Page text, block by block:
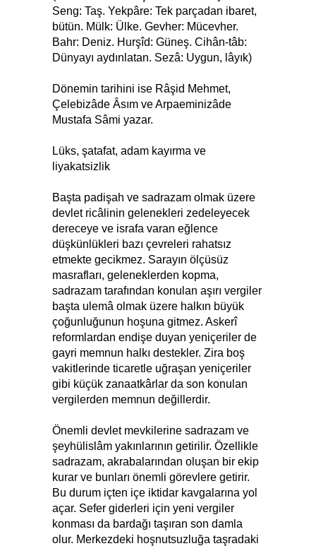
Seng: Taş. Yekpâre: Tek parçadan ibaret,
bütün. Mülk: Ülke. Gevher: Mücevher.
Bahr: Deniz. Hurşîd: Güneş. Cihân-tâb:
Dünyayı aydınlatan. Sezâ: Uygun, lâyık)
Dönemin tarihini ise Râşid Mehmet,
Çelebizâde Âsım ve Arpaeminizâde
Mustafa Sâmi yazar.
Lüks, şatafat, adam kayırma ve
liyakatsizlik
Başta padişah ve sadrazam olmak üzere
devlet ricâlinin gelenekleri zedeleyecek
dereceye ve israfa varan eğlence
düşkünlükleri bazı çevreleri rahatsız
etmekte gecikmez. Sarayın ölçüsüz
masrafları, geleneklerden kopma,
sadrazam tarafından konulan aşırı vergiler
başta ulemâ olmak üzere halkın büyük
çoğunluğunun hoşuna gitmez. Askerî
reformlardan endişe duyan yeniçeriler de
gayri memnun halkı destekler. Zira boş
vakitlerinde ticaretle uğraşan yeniçeriler
gibi küçük zanaatkârlar da son konulan
vergilerden memnun değillerdir.
Önemli devlet mevkilerine sadrazam ve
şeyhülislâm yakınlarının getirilir. Özellikle
sadrazam, akrabalarından oluşan bir ekip
kurar ve bunları önemli görevlere getirir.
Bu durum içten içe iktidar kavgalarına yol
açar. Sefer giderleri için yeni vergiler
konması da bardağı taşıran son damla
olur. Merkezdeki hoşnutsuzluğa taşradaki